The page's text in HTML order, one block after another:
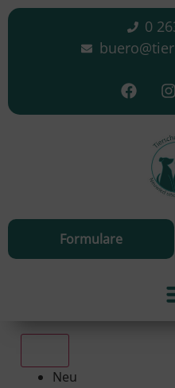
0
Formulare
Neu